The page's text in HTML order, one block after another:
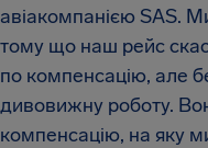
авіакомпанією SAS.
тому що наш рейс
по компенсацію, але
дивовижну роботу.
компенсацію, на яку